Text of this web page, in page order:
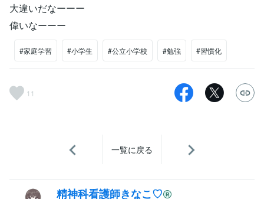
大違いだなーーー
偉いなーーー
#家庭学習 #小学生 #公立小学校 #勉強 #習慣化
11
一覧に戻る
精神科看護師きなこ♡